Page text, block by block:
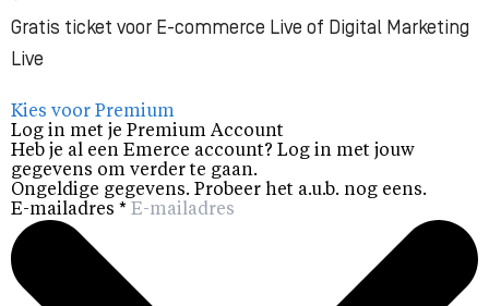
Gratis ticket voor E-commerce Live of Digital Marketing
Live
Kies voor Premium
Log in met je Premium Account
Heb je al een Emerce account? Log in met jouw
gegevens om verder te gaan.
Ongeldige gegevens. Probeer het a.u.b. nog eens.
E-mailadres *